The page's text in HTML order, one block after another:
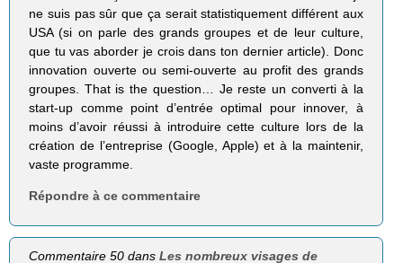
ne suis pas sûr que ça serait statistiquement différent aux
USA (si on parle des grands groupes et de leur culture,
que tu vas aborder je crois dans ton dernier article). Donc
innovation ouverte ou semi-ouverte au profit des grands
groupes. That is the question… Je reste un converti à la
start-up comme point d’entrée optimal pour innover, à
moins d’avoir réussi à introduire cette culture lors de la
création de l’entreprise (Google, Apple) et à la maintenir,
vaste programme.
Répondre à ce commentaire
Commentaire 50 dansLes nombreux visages de